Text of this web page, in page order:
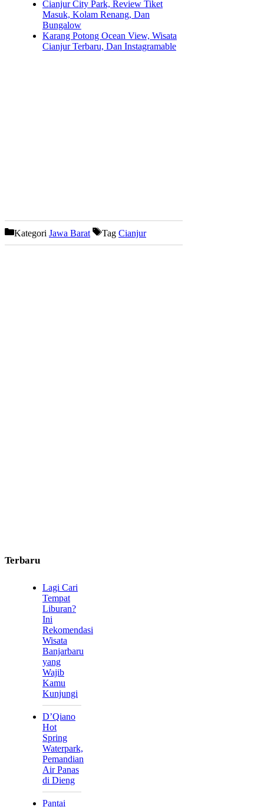
Cianjur City Park, Review Tiket
Masuk, Kolam Renang, Dan
Bungalow
Karang Potong Ocean View, Wisata
Cianjur Terbaru, Dan Instagramable
Kategori Jawa Barat Tag Cianjur
Terbaru
Lagi Cari
Tempat
Liburan?
Ini
Rekomendasi
Wisata
Banjarbaru
yang
Wajib
Kamu
Kunjungi
D’Qiano
Hot
Spring
Waterpark,
Pemandian
Air Panas
di Dieng
Pantai